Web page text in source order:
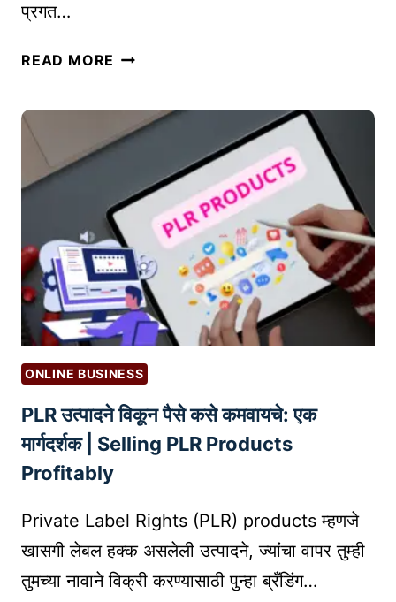
ला
ला
इ
न
ओ
ळ
ख
दे
ण्या
चा
मो
णि
प्र
भा
प्रगत…
READ MORE A
नो
ऱ्या
जा
णा
र
की
वा
ढ
णा
र
?
कृ
द्धि
म
त्ते
ONLINE BUSINESS
PLR उत्पादने विकून पैसे कसे कमवायचे: एक
मार्गदर्शक | Selling PLR Products
Profitably
Private Label Rights (PLR) products म्हणजे
खासगी लेबल हक्क असलेली उत्पादने, ज्यांचा वापर तुम्ही
तुमच्या नावाने विक्री करण्यासाठी पुन्हा ब्रँडिंग…